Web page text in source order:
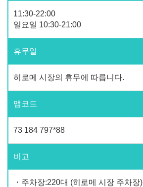
11:30-22:00
일요일 10:30-21:00
휴무일
히로메 시장의 휴무에 따릅니다.
맵코드
73 184 797*88
비고
・주차장:220대 (히로메 시장 주차장)